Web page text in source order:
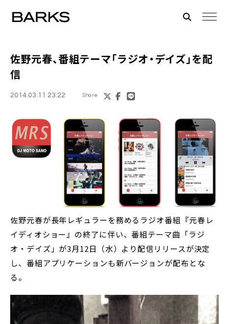
佐野元春、番組テーマ「ラジオ・デイズ」を配
信
2014.03.11 23:22 Share
佐野元春が長年レギュラーを務めるラジオ番組『元春レ
イディオショー』の終了に伴い、番組テーマ曲「ラジ
オ・デイズ」が3月12日（水）より配信リリースが決定
し、番組アプリケーションも新バージョンが配布とな
る。